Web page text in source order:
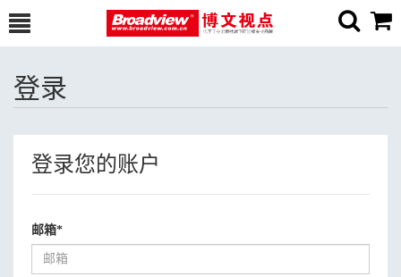
登录
登录您的账户
邮箱*